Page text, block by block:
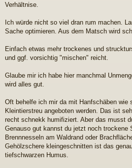
Verhältnise.
Ich würde nicht so viel dran rum machen.
Sache optimieren. Aus dem Matsch wird
Einfach etwas mehr trockenes und
und ggf. vorsichtig "mischen" reicht.
Glaube mir ich habe hier manchmal
wird alles gut.
Oft behelfe ich mir da mit Hanfschäben wie
Kleintierstreu angeboten werden. Das ist
recht schnekk humifiziert. Aber das musst
Genauso gut kannst du jetzt noch trockene
Brennnesseln am Waldrand oder
Gehölzschere kleingeschnitten ist das
tiefschwarzen Humus.